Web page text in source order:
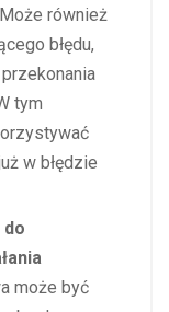
również
błędu,
tym
w błędzie
może być